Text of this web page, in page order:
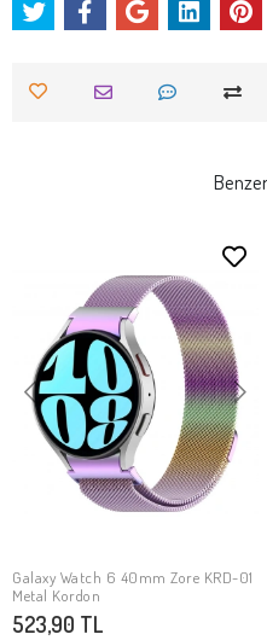
SEPETE EKLE
Galaxy Watch 6 40mm Zore KRD-01
Metal Kordon
523,90 TL